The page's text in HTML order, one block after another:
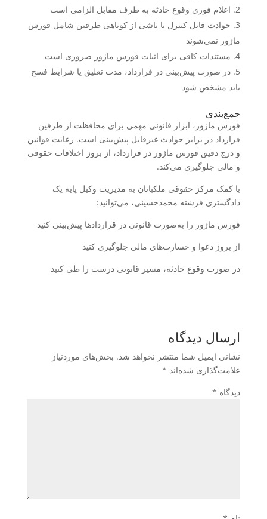
اعلام فوری وقوع حادثه به طرف مقابل الزامی است
حوادث قابل کنترل یا ناشی از کوتاهی طرفین شامل فورس
ماژور نمی‌شوند
مستندات کافی برای اثبات فورس ماژور ضروری است
در صورت پیش‌بینی در قرارداد، مدت تعلیق یا شرایط فسخ
باید مشخص شود
جمع‌بندی
فورس ماژور، ابزار قانونی مهمی برای محافظت از طرفین
قرارداد در برابر حوادث غیرقابل پیش‌بینی است. رعایت قوانین
و درج دقیق فورس ماژور در قرارداد، از بروز اختلافات حقوقی
و مالی جلوگیری می‌کند.
با کمک مرکز حقوقی ملکبانان به مدیریت وکیل پایه یک
دادگستری فرشته محمدحسینی، می‌توانید:
فورس ماژور را به‌صورت قانونی در قراردادها پیش‌بینی کنید
از بروز دعوا و خسارت‌های مالی جلوگیری کنید
در صورت وقوع حادثه، مسیر قانونی درست را طی کنید
ارسال دیدگاه
نشانی ایمیل شما منتشر نخواهد شد. بخش‌های موردنیاز
علامت‌گذاری شده‌اند *
دیدگاه *